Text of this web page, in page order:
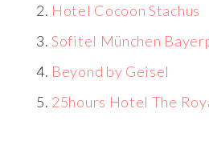
Hotel Cocoon Stachus
Sofitel München
Beyond by Geisel
25hours Hotel The